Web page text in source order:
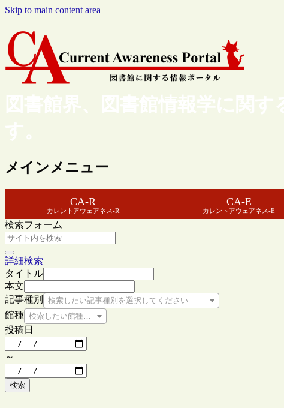
Skip to main content area
図書館界、図書館情報学に関
す。
メインメニュー
CA-R
カレントアウェアネス-R
CA-E
カレントアウェアネス-E
検索フォーム
詳細検索
タイトル
本文
記事種別
検索したい記事種別を選択してください
館種 検索したい館種を選択してください
投稿日
～
検索